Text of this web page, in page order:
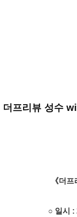
더프리뷰 성수
《더
○ 일시 :